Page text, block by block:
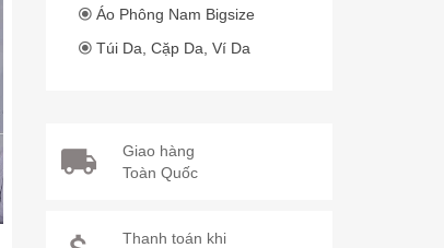
Áo Phông Nam Bigsize
Túi Da, Cặp Da, Ví Da
Giao hàng
Toàn Quốc
Thanh toán khi